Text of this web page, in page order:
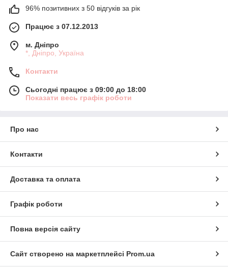
96% позитивних з 50 відгуків за рік
Працює з 07.12.2013
м. Дніпро
*, Дніпро, Україна
Контакти
Сьогодні працює з 09:00 до 18:00
Показати весь графік роботи
Про нас
Контакти
Доставка та оплата
Графік роботи
Повна версія сайту
Сайт створено на маркетплейсі Prom.ua